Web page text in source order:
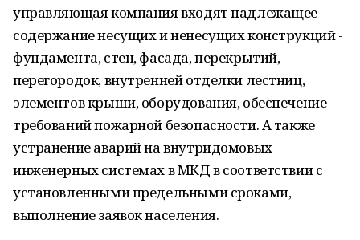
управляющая компания входят надлежащее
содержание несущих и ненесущих конструкций -
фундамента, стен, фасада, перекрытий,
перегородок, внутренней отделки лестниц,
элементов крыши, оборудования, обеспечение
требований пожарной безопасности. А также
устранение аварий на внутридомовых
инженерных системах в МКД в соответствии с
установленными предельными сроками,
выполнение заявок населения.